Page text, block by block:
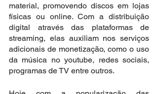
material, promovendo discos em lojas
físicas ou online. Com a distribuição
digital através das plataformas de
streaming, elas auxiliam nos serviços
adicionais de monetização, como o uso
da música no youtube, redes sociais,
programas de TV entre outros.